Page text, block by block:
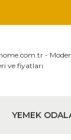
YEMEK